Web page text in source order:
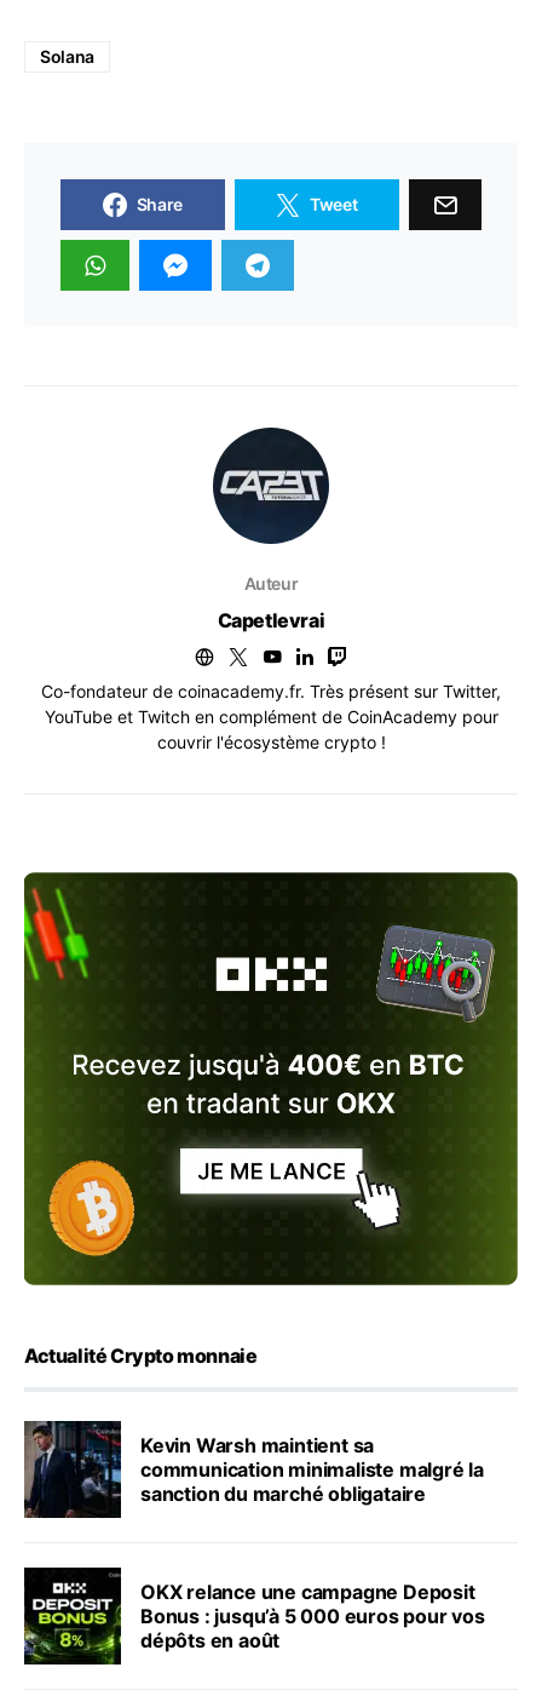
Solana
Share Tweet
Auteur
Capetlevrai
Co-fondateur de coinacademy.fr. Très présent sur Twitter,
YouTube et Twitch en complément de CoinAcademy pour
couvrir l'écosystème crypto !
Actualité Crypto monnaie
Kevin Warsh maintient sa
communication minimaliste malgré la
sanction du marché obligataire
OKX relance une campagne Deposit
Bonus : jusqu’à 5 000 euros pour vos
dépôts en août